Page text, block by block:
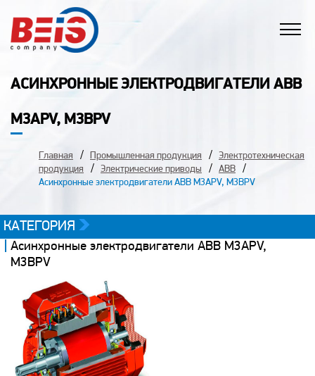
АСИНХРОННЫЕ ЭЛЕКТРОДВИГАТЕЛИ ABB
M3APV, M3BPV
Главная Промышленная продукция
Электротехническая
продукция
Электрические приводы
ABB
Асинхронные электродвигатели ABB M3APV, M3BPV
КАТЕГОРИЯ
Асинхронные электродвигатели ABB M3APV,
M3BPV